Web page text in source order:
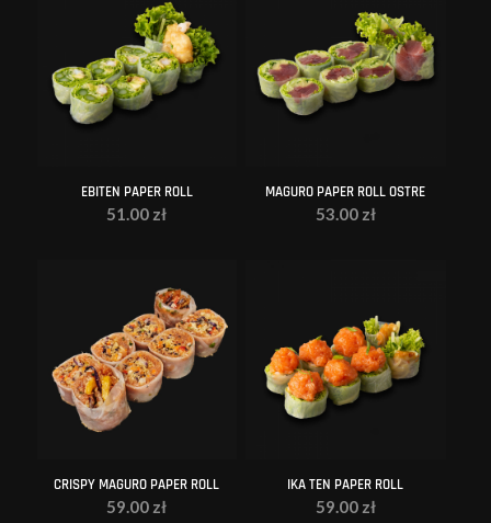
EBITEN PAPER ROLL
51.00 zł
MAGURO PAPER ROLL OSTRE
53.00 zł
CRISPY MAGURO PAPER ROLL
59.00 zł
IKA TEN PAPER ROLL
59.00 zł